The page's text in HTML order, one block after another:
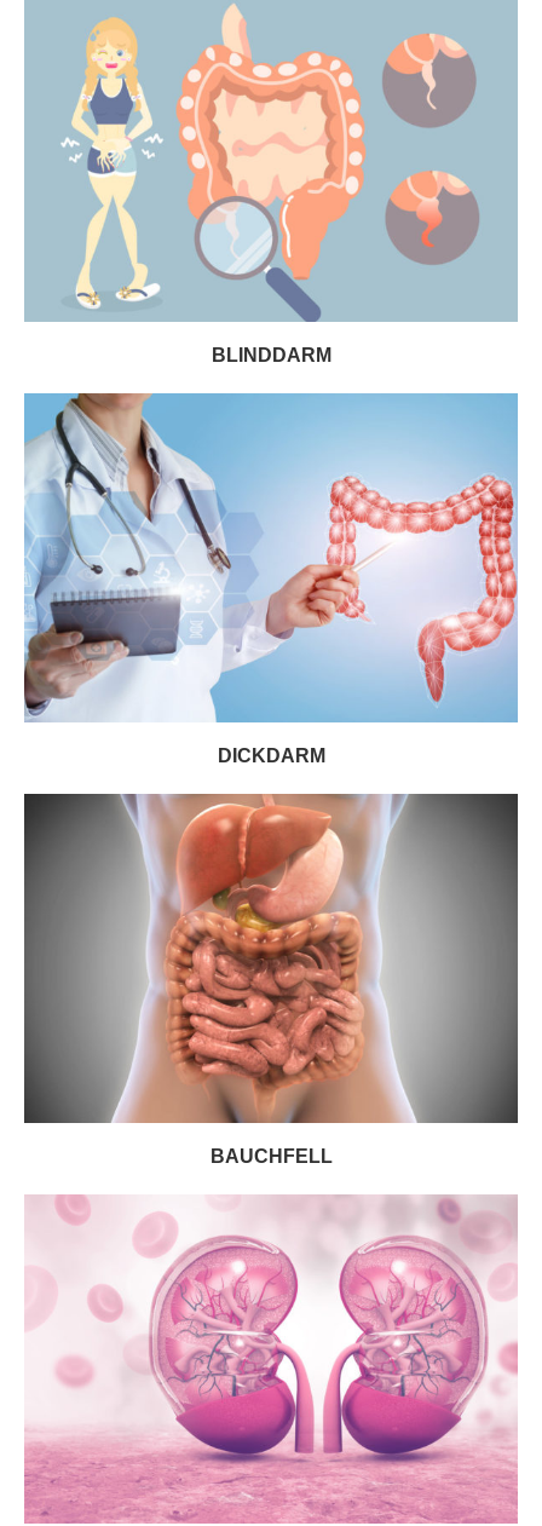
BLINDDARM
DICKDARM
BAUCHFELL